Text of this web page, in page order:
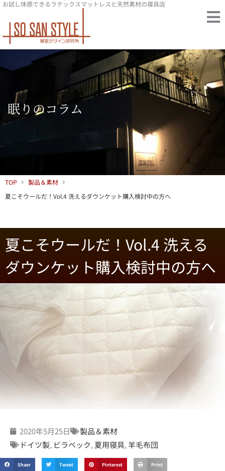
内
を
ス
お試し体感できるラテックスマットレスと天然素材の寝具店
眠りのコラム
TOP
製品＆素材
夏こそウールだ！Vol.4 洗えるダウンケット購入検討中の方へ
夏こそウールだ！Vol.4 洗える
ダウンケット購入検討中の方へ
2020年5月25日
製品＆素材
ドイツ製, ビラベック, 夏用寝具,羊毛布団
Shaer Tweet Pinterest Print